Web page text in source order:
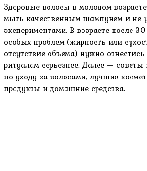
Здоровые волосы в молодом
мыть качественным шампунем и не
экспериментами. В возрасте после
особых проблем (жирность или
отсутствие объема) нужно
ритуалам серьезнее. Далее — советы
по уходу за волосами, лучшие
продукты и домашние средства.